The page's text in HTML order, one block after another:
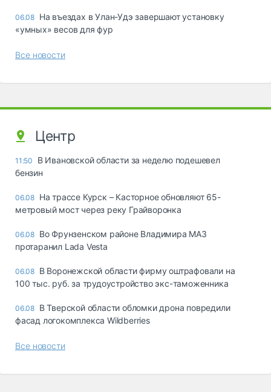
06.08 Ha въeздax в Улaн-Удэ зaвepшaют ycтaнoвкy
«yмныx» вecoв для фyp
Все новости
Центр
11:50
В Ивановской области за неделю подешевел
бензин
06.08 На трассе Курск – Касторное обновляют 65-
метровый мост через реку Грайворонка
06.08 Во Фрунзенском районе Владимира МАЗ
протаранил Lada Vesta
06.08 В Воронежской области фирму оштрафовали на
100 тыс. руб. за трудоустройство экс-таможенника
06.08 В Тверской области обломки дрона повредили
фасад логокомплекса Wildberries
Все новости